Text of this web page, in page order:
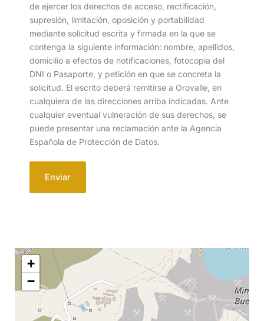
de ejercer los derechos de acceso, rectificación,
supresión, limitación, oposición y portabilidad
mediante solicitud escrita y firmada en la que se
contenga la siguiente información: nombre, apellidos,
domicilio a efectos de notificaciones, fotocopia del
DNI o Pasaporte, y petición en que se concreta la
solicitud. El escrito deberá remitirse a Orovalle, en
cualquiera de las direcciones arriba indicadas. Ante
cualquier eventual vulneración de sus derechos, se
puede presentar una reclamación ante la Agencia
Española de Protección de Datos.
+
−